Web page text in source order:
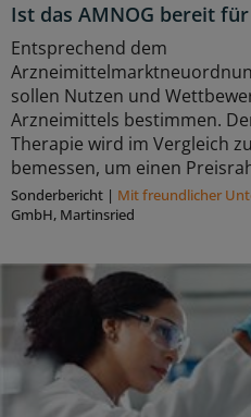
Ist das AMNOG bereit
Entsprechend dem
sollen Nutzen und
Arzneimittels bestimmen.
Therapie wird im Vergleich
bemessen, um einen
Sonderbericht | Mit freundlicher
GmbH, Martinsried